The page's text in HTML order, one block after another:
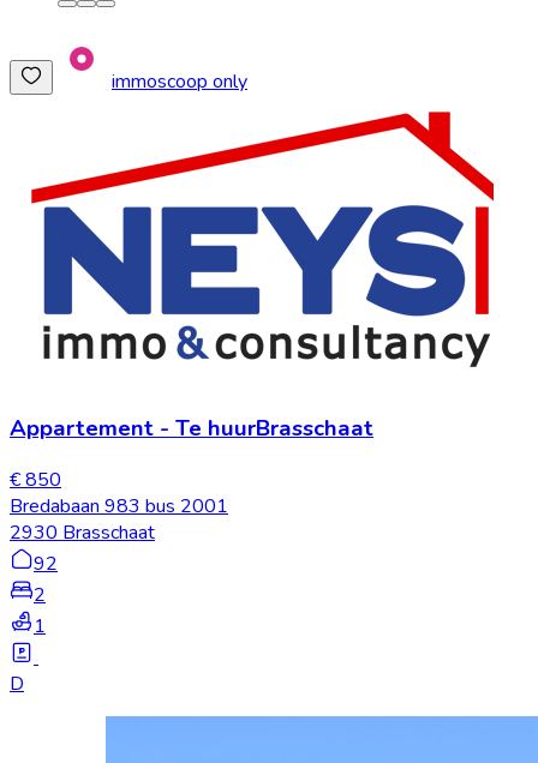
immoscoop only
Appartement - Te huurBrasschaat
€ 850
Bredabaan 983 bus 2001
2930 Brasschaat
92
2
1
D